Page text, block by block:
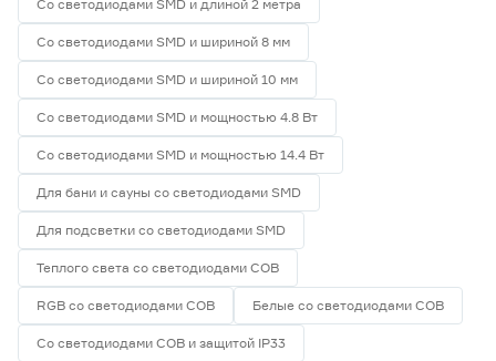
Со светодиодами SMD и длиной 2 метра
Со светодиодами SMD и шириной 8 мм
Со светодиодами SMD и шириной 10 мм
Со светодиодами SMD и мощностью 4.8 Вт
Со светодиодами SMD и мощностью 14.4 Вт
Для бани и сауны со светодиодами SMD
Для подсветки со светодиодами SMD
Теплого света со светодиодами СОВ
RGB со светодиодами СОВ Белые со светодиодами СОВ
Со светодиодами СОВ и защитой IP33